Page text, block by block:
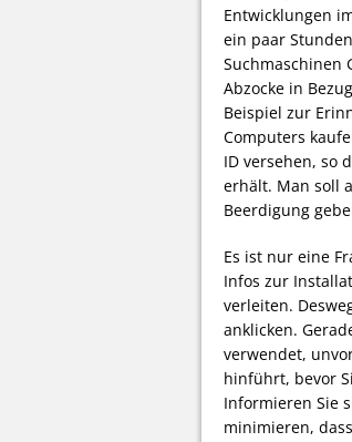
Entwicklungen
ein paar
Suchmaschinen
Abzocke in
Beispiel zur
Computers
ID versehen, so
erhält. Man soll
Beerdigung
Es ist nur eine
Infos zur
verleiten.
anklicken.
verwendet,
hinführt, bevor
Informieren Sie
minimieren,